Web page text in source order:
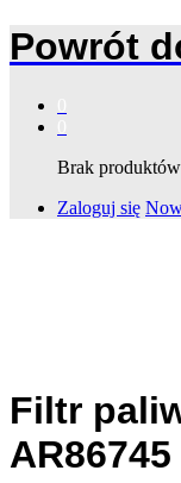
Powrót
Brak
Zaloguj się
Filtr
AR86745